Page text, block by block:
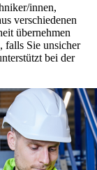
innen,
verschiedenen
übernehmen
Sie unsicher
bei der